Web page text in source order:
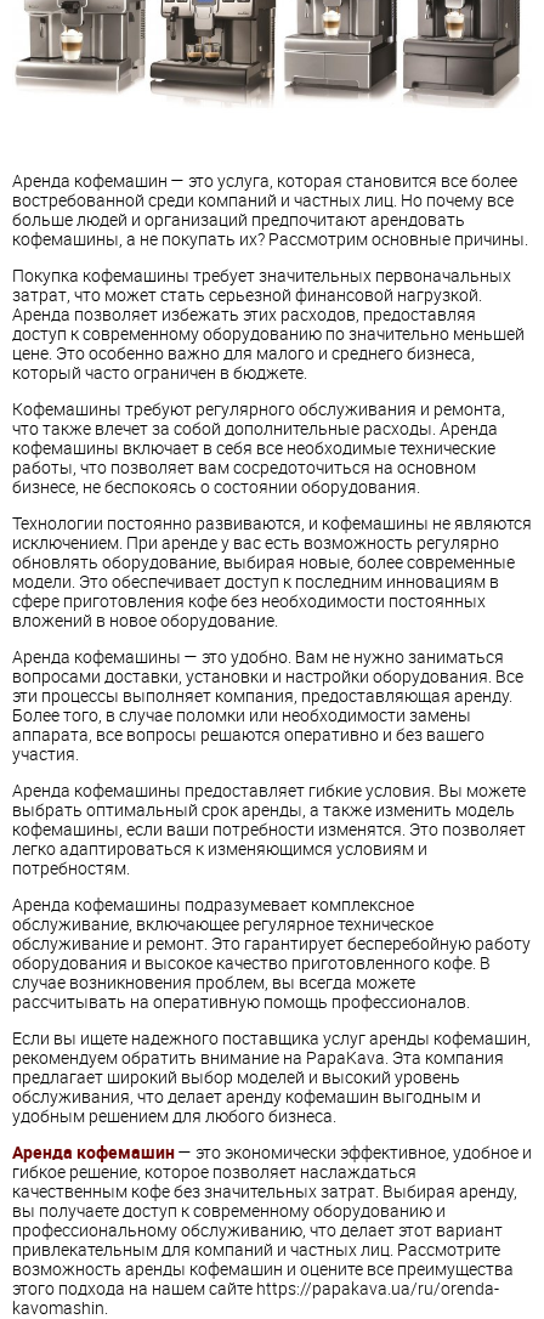
Аренда кофемашин — это услуга, которая становится все более
востребованной среди компаний и частных лиц. Но почему все
больше людей и организаций предпочитают арендовать
кофемашины, а не покупать их? Рассмотрим основные причины.
Покупка кофемашины требует значительных первоначальных
затрат, что может стать серьезной финансовой нагрузкой.
Аренда позволяет избежать этих расходов, предоставляя
доступ к современному оборудованию по значительно меньшей
цене. Это особенно важно для малого и среднего бизнеса,
который часто ограничен в бюджете.
Кофемашины требуют регулярного обслуживания и ремонта,
что также влечет за собой дополнительные расходы. Аренда
кофемашины включает в себя все необходимые технические
работы, что позволяет вам сосредоточиться на основном
бизнесе, не беспокоясь о состоянии оборудования.
Технологии постоянно развиваются, и кофемашины не являются
исключением. При аренде у вас есть возможность регулярно
обновлять оборудование, выбирая новые, более современные
модели. Это обеспечивает доступ к последним инновациям в
сфере приготовления кофе без необходимости постоянных
вложений в новое оборудование.
Аренда кофемашины — это удобно. Вам не нужно заниматься
вопросами доставки, установки и настройки оборудования. Все
эти процессы выполняет компания, предоставляющая аренду.
Более того, в случае поломки или необходимости замены
аппарата, все вопросы решаются оперативно и без вашего
участия.
Аренда кофемашины предоставляет гибкие условия. Вы можете
выбрать оптимальный срок аренды, а также изменить модель
кофемашины, если ваши потребности изменятся. Это позволяет
легко адаптироваться к изменяющимся условиям и
потребностям.
Аренда кофемашины подразумевает комплексное
обслуживание, включающее регулярное техническое
обслуживание и ремонт. Это гарантирует бесперебойную работу
оборудования и высокое качество приготовленного кофе. В
случае возникновения проблем, вы всегда можете
рассчитывать на оперативную помощь профессионалов.
Если вы ищете надежного поставщика услуг аренды кофемашин,
рекомендуем обратить внимание на PapaKava. Эта компания
предлагает широкий выбор моделей и высокий уровень
обслуживания, что делает аренду кофемашин выгодным и
удобным решением для любого бизнеса.
Аренда кофемашин— это экономически эффективное, удобное и
гибкое решение, которое позволяет наслаждаться
качественным кофе без значительных затрат. Выбирая аренду,
вы получаете доступ к современному оборудованию и
профессиональному обслуживанию, что делает этот вариант
привлекательным для компаний и частных лиц. Рассмотрите
возможность аренды кофемашин и оцените все преимущества
этого подхода на нашем сайте https://papakava.ua/ru/orenda-
kavomashin.